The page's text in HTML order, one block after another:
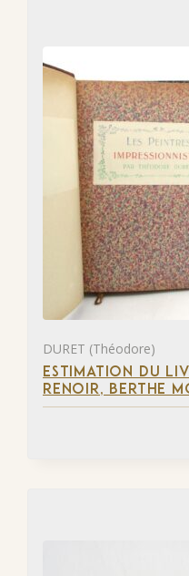
DURET (Théodore)
ESTIMATION DU
RENOIR, BERTHE